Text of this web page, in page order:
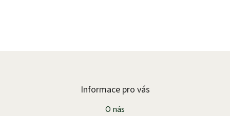
Informace pro vás
O nás